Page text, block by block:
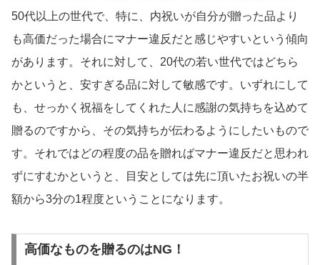
50代以上の世代で、特に、内祝いが自分が贈った品より
も高価だった場合にマナー違反だと感じやすいという傾向
があります。それに対して、20代の若い世代ではどちら
かというと、安すぎる品に対して敏感です。いずれにして
も、せっかく祝福をしてくれた人に感謝の気持ちを込めて
贈るのですから、その気持ちが伝わるようにしたいもので
す。それではどの程度の品を贈ればマナー違反だと思われ
ずにすむかというと、目安としては先に頂いたお祝いの半
額から3分の1程度ということになります。
高価なものを贈るのはNG！